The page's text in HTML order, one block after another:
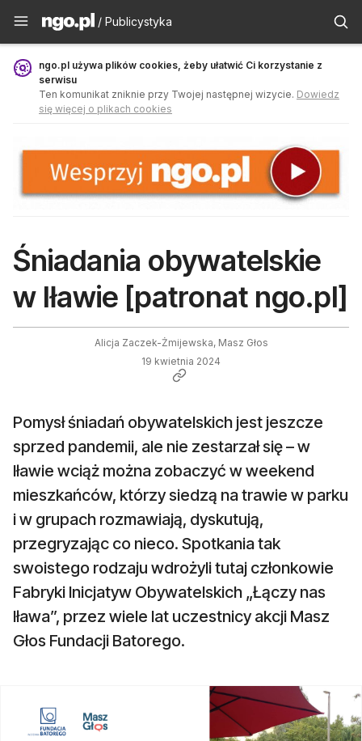
Publicystyka - ngo.pl
/ Publicystyka
ngo.pl używa plików cookies, żeby ułatwić Ci korzystanie z
serwisu
Ten komunikat zniknie przy Twojej następnej wizycie. Dowiedz
się więcej o plikach cookies
Śniadania obywatelskie
w Iławie [patronat ngo.pl]
Alicja Zaczek-Żmijewska, Masz Głos
19 kwietnia 2024
Pomysł śniadań obywatelskich jest jeszcze
sprzed pandemii, ale nie zestarzał się – w
Iławie wciąż można zobaczyć w weekend
mieszkańców, którzy siedzą na trawie w parku
i w grupach rozmawiają, dyskutują,
przegryzając co nieco. Spotkania tak
swoistego rodzaju wdrożyli tutaj członkowie
Fabryki Inicjatyw Obywatelskich „Łączy nas
Iława”, przez wiele lat uczestnicy akcji Masz
Głos Fundacji Batorego.